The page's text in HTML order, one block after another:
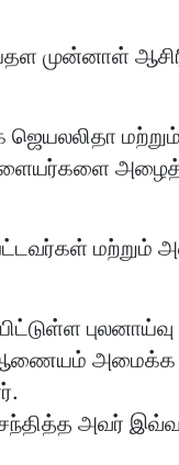
முன்னாள்
மற்றும்
ஆணையம்
அவர்